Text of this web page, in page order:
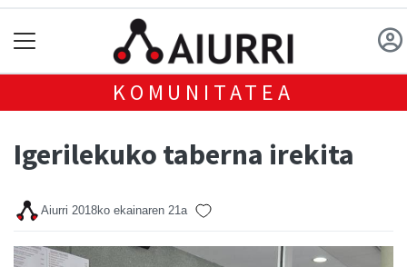
KOMUNITATEA
Igerilekuko taberna irekita
Aiurri 2018ko ekainaren 21a